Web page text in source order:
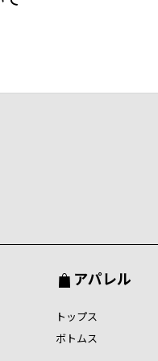
アパレル
トップス
ボトムス